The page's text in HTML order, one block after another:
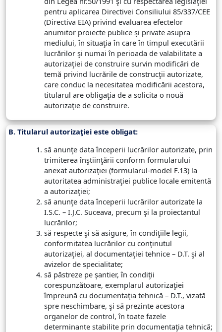
pentru aplicarea Directivei Consiliului 85/337/CEE
(Directiva EIA) privind evaluarea efectelor
anumitor proiecte publice şi private asupra
mediului, în situaţia în care în timpul executării
lucrărilor şi numai în perioada de valabilitate a
autorizaţiei de construire survin modificări de
temă privind lucrările de construcţii autorizate,
care conduc la necesitatea modificării acestora,
titularul are obligaţia de a solicita o nouă
autorizaţie de construire.
B. Titularul autorizaţiei este obligat:
să anunţe data începerii lucrărilor autorizate, prin
trimiterea înştiinţării conform formularului
anexat autorizaţiei (formularul-model F.13) la
autoritatea administraţiei publice locale emitentă
a autorizaţiei;
să anunţe data începerii lucrărilor autorizate la
I.S.C. – I.J.C. Suceava, precum şi la proiectantul
lucrărilor;
să respecte şi să asigure, în condiţiile legii,
conformitatea lucrărilor cu conţinutul
autorizaţiei, al documentaţiei tehnice – D.T. şi al
avizelor de specialitate;
să păstreze pe şantier, în condiţii
corespunzătoare, exemplarul autorizaţiei
împreună cu documentaţia tehnică – D.T., vizată
spre neschimbare, şi să prezinte acestora
organelor de control, în toate fazele
determinante stabilite prin documentaţia tehnică;